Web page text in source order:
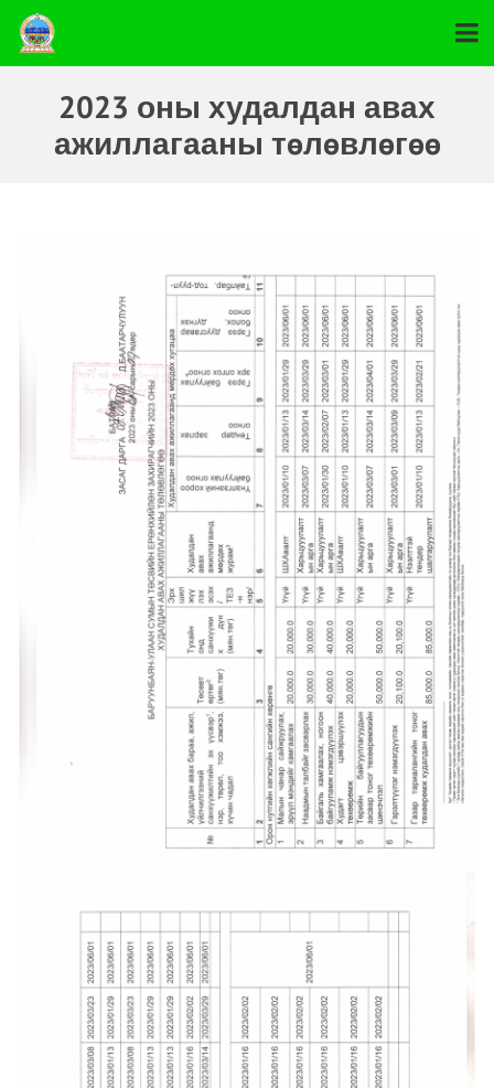
2023 оны худалдан авах
ажиллагааны төлөвлөгөө